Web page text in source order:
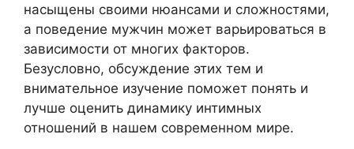
насыщены своими нюансами и сложностями,
а поведение мужчин может варьироваться в
зависимости от многих факторов.
Безусловно, обсуждение этих тем и
внимательное изучение поможет понять и
лучше оценить динамику интимных
отношений в нашем современном мире.